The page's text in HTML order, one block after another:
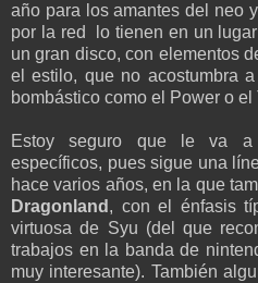
año para los amantes del neo
por la red lo tienen en un
un gran disco, con elementos
el estilo, que no acostumbra
bombástico como el Power o el
Estoy seguro que le va a
específicos, pues sigue una
hace varios años, en la que
Dragonland , con el énfasis
virtuosa de Syu (del que
trabajos en la banda de
muy interesante). También